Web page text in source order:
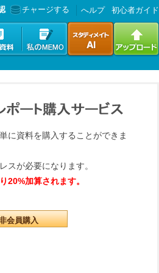
チャージする へルプ 初心者ガイド
に資料を購入することができま
スが必要になります。
20%加算されます。
会員購入